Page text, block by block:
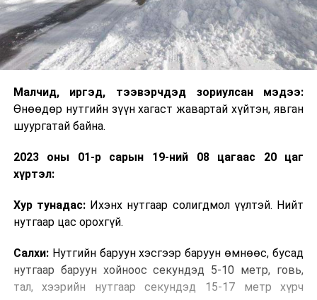
Малчид, иргэд, тээвэрчдэд зориулсан мэдээ:
Өнөөдөр нутгийн зүүн хагаст жавартай хүйтэн, явган
шуургатай байна.
2023 оны 01-р сарын 19-ний 08 цагаас 20 цаг
хүртэл:
Хур тунадас:Ихэнх нутгаар солигдмол үүлтэй. Нийт
нутгаар цас орохгүй.
Салхи:Нутгийн баруун хэсгээр баруун өмнөөс, бусад
нутгаар баруун хойноос секундэд 5-10 метр, говь,
тал, хээрийн нутгаар секундэд 15-17 метр хүрч